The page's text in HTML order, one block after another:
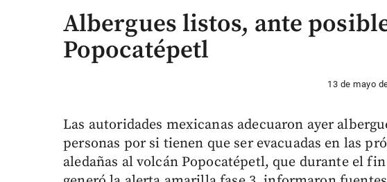
Albergues listos, ante
Popocatépetl
13 de mayo
Las autoridades mexicanas adecuaron ayer
personas por si tienen que ser evacuadas en las
aledañas al volcán Popocatépetl, que durante el